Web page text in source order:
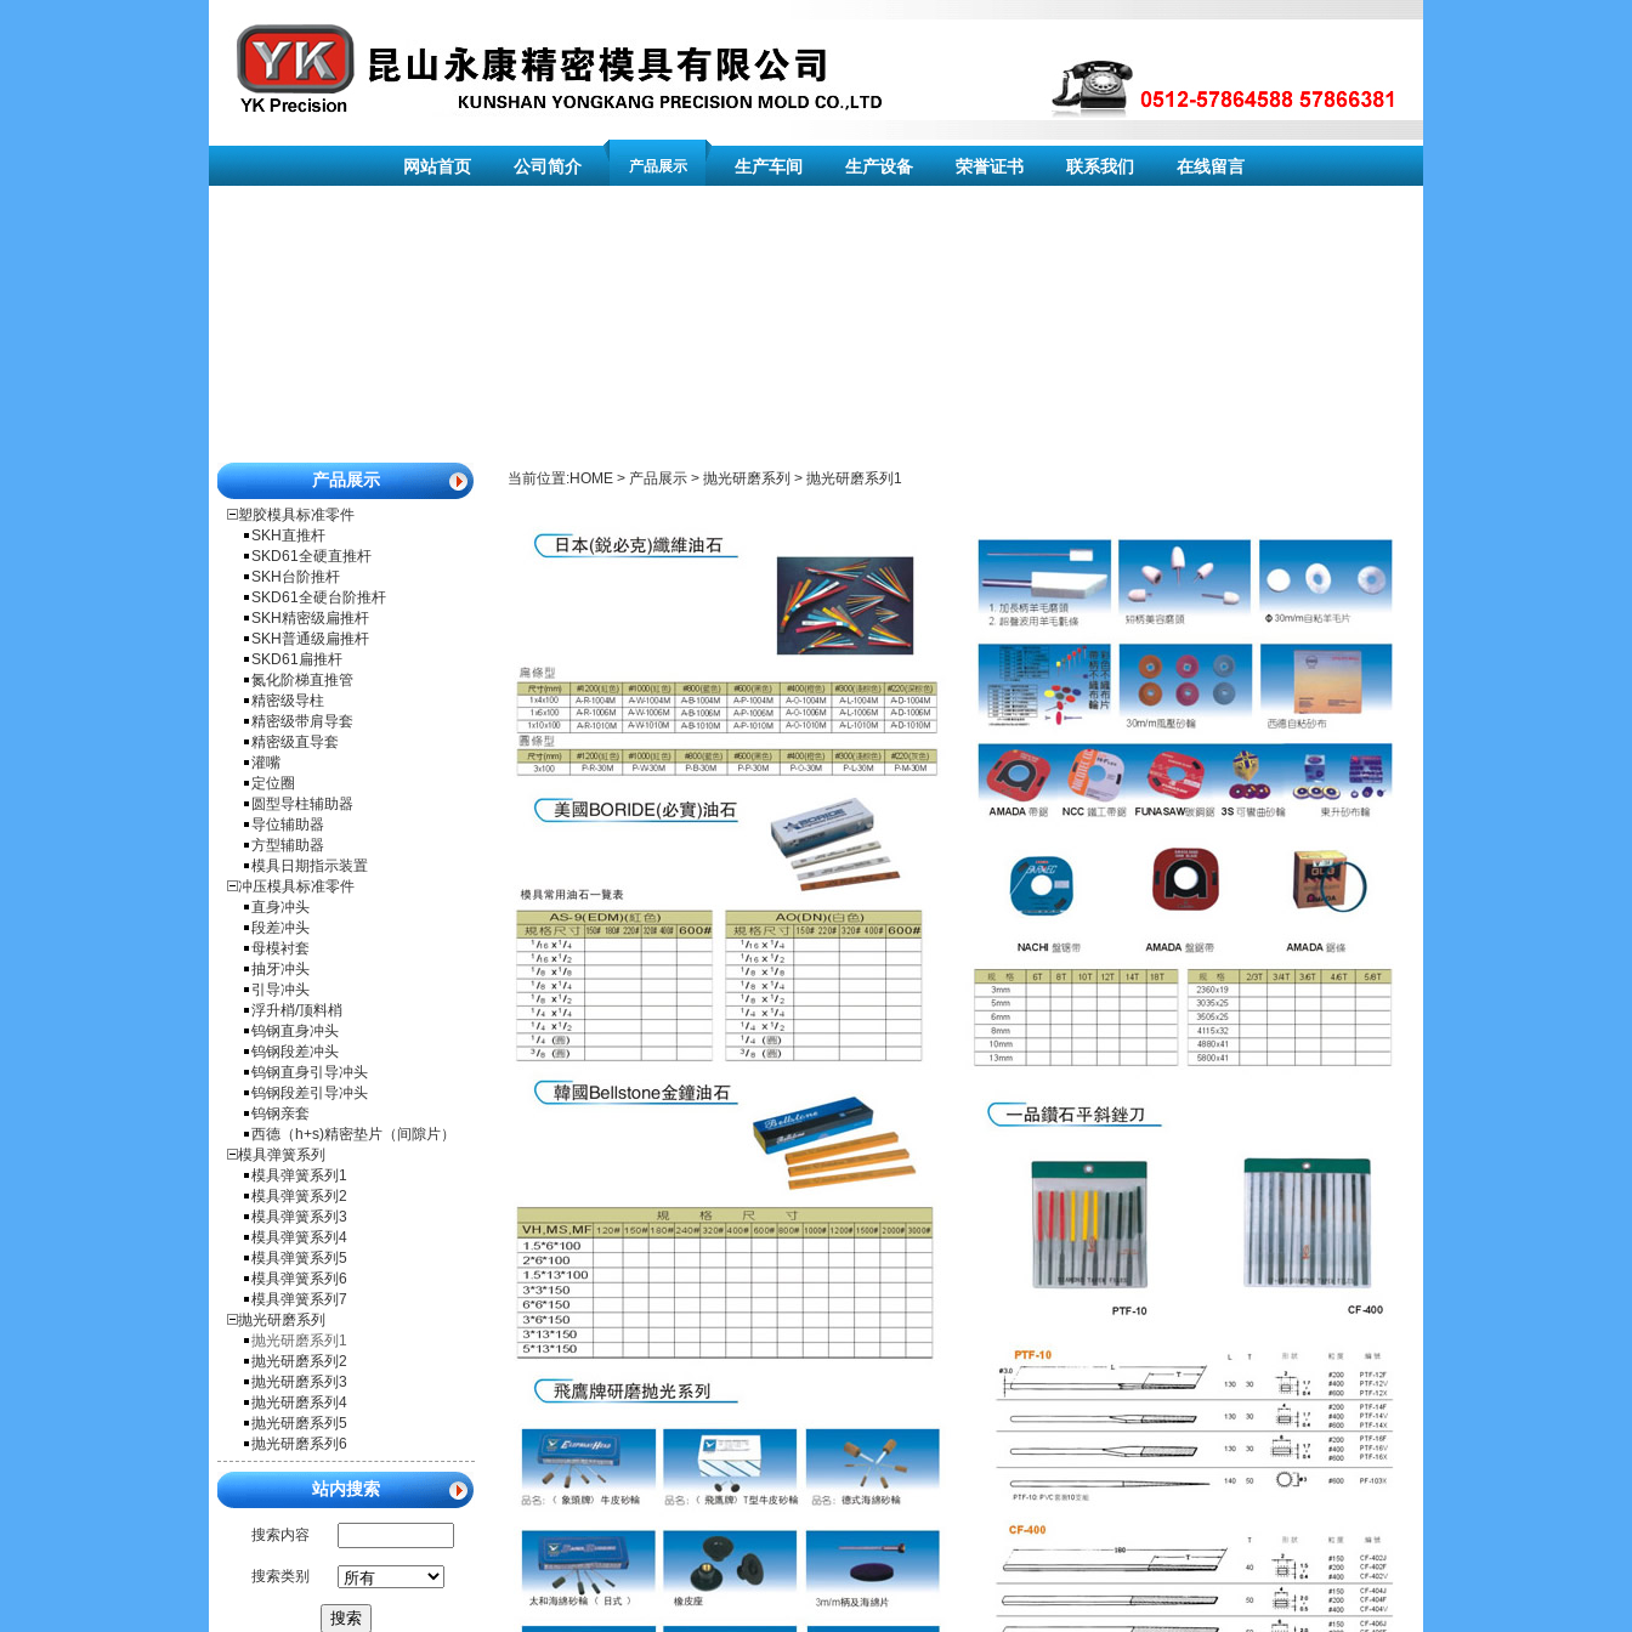
网站首页 公司简介 产品展示 生产车间 生产设备 荣誉证书 联系我们 在线留言
产品展示
塑胶模具标准零件
SKH直推杆
SKD61全硬直推杆
SKH台阶推杆
SKD61全硬台阶推杆
SKH精密级扁推杆
SKH普通级扁推杆
SKD61扁推杆
氮化阶梯直推管
精密级导柱
精密级带肩导套
精密级直导套
灌嘴
定位圈
圆型导柱辅助器
导位辅助器
方型辅助器
模具日期指示装置
冲压模具标准零件
直身冲头
段差冲头
母模衬套
抽牙冲头
引导冲头
浮升梢/顶料梢
钨钢直身冲头
钨钢段差冲头
钨钢直身引导冲头
钨钢段差引导冲头
钨钢亲套
西德（h+s)精密垫片（间隙片）
模具弹簧系列
模具弹簧系列1
模具弹簧系列2
模具弹簧系列3
模具弹簧系列4
模具弹簧系列5
模具弹簧系列6
模具弹簧系列7
抛光研磨系列
抛光研磨系列1
抛光研磨系列2
抛光研磨系列3
抛光研磨系列4
抛光研磨系列5
抛光研磨系列6
站内搜索
搜索内容
搜索类别
当前位置:HOME > 产品展示 > 抛光研磨系列 > 抛光研磨系列1